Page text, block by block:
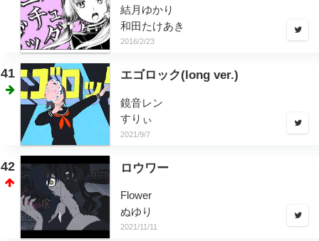
結月ゆかり
和田たけあき
2016/2/23
41 エゴロック(long ver.)
鏡音レン
すりぃ
2021/9/7
42 ロウワー
Flower
ぬゆり
2021/11/11